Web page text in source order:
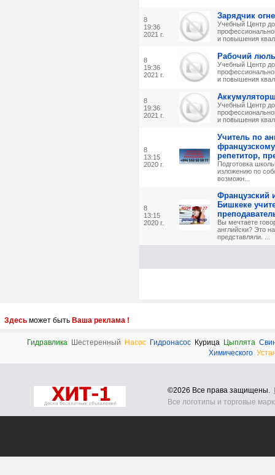
8
19:36
2021 г.
Зарядчик
Учебный Центр
и повышения
8
19:36
2021 г.
Рабочий
Учебный Центр
и повышения
8
19:36
2021 г.
Учебный Центр
и повышения
8
13:15
2020 г.
Учитель по
репетитор,
Подготовка
изложению по
возможн...
8
13:15
2020 г.
Французский
Бишкеке
Вы мечтаете
английски? Это
представляли. ...
Здесь может быть Ваша реклама !
Гидравлика Шестеренный Насос Гидронасос Курица Цыплята
Химического
©2026 Все права защищены.
Все логотипы и торговые